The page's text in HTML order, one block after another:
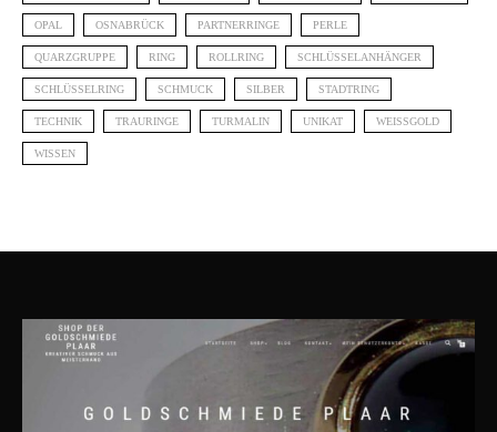
OPAL OSNABRÜCK PARTNERRINGE PERLE
QUARZGRUPPE RING ROLLRING SCHLÜSSELANHÄNGER
SCHLÜSSELRING SCHMUCK SILBER STADTRING
TECHNIK TRAURINGE TURMALIN UNIKAT WEISSGOLD
WISSEN